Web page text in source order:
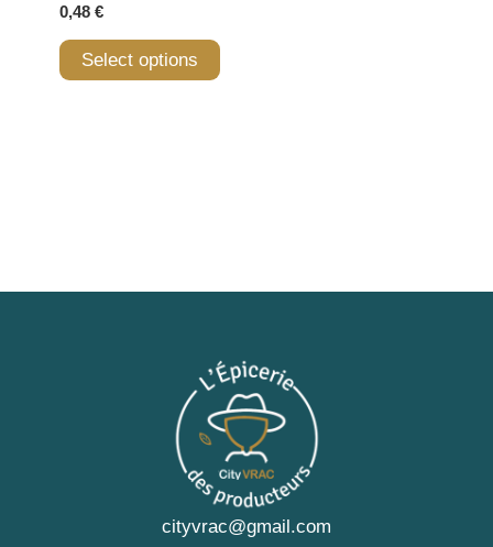
0,48 €
Select options
cityvrac@gmail.com